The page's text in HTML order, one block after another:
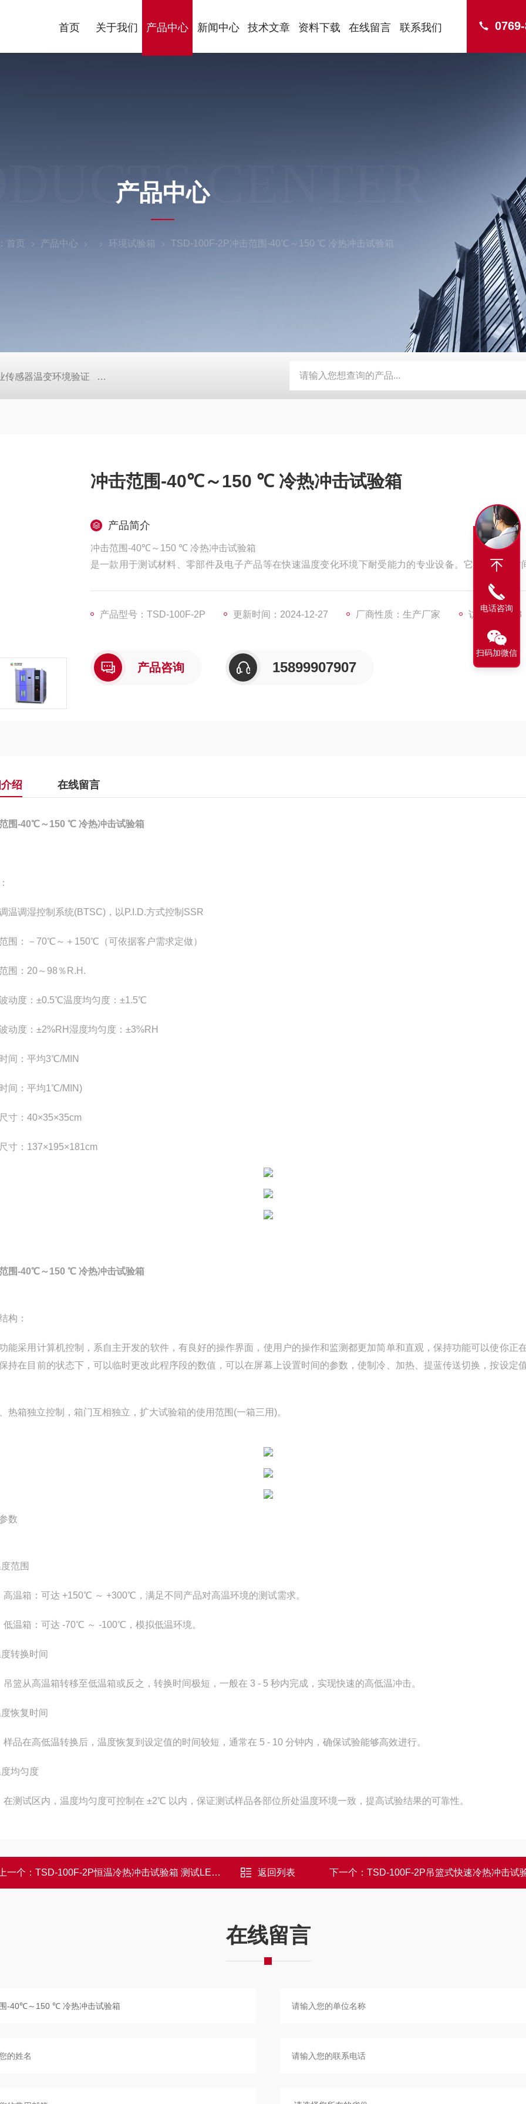
首页 关于我们 产品中心 新闻中心 技术文章 资料下载 在线留言 联系我们
CENTER
产品中心
首页 产品中心 环境试验箱 TSD-100F-2P冲击范围-40℃～150 ℃ 冷热冲击试验箱
传感器温变环境验证 TEB-600PF快温变高低温实验箱、自动补水功能 SMD-210PF-FPC抗寒耐湿 FPC 折弯机
冲击范围-40℃～150 ℃ 冷热冲击试验箱
产品简介
冲击范围-40℃～150 ℃ 冷热冲击试验箱
是一款用于测试材料、零部件及电子产品等在快速温度变化环境下耐受能力的专业设备。它通过在短时
产品型号：TSD-100F-2P
更新时间：2024-12-27 厂商性质：生产厂家 访问量：603
产品咨询 15899907907
绍 在线留言
围-40℃～150 ℃ 冷热冲击试验箱
温调湿控制系统(BTSC)，以P.I.D.方式控制SSR
围：－70℃～＋150℃（可依据客户需求定做）
围：20～98％R.H.
动度：±0.5℃温度均匀度：±1.5℃
动度：±2%RH湿度均匀度：±3%RH
间：平均3℃/MIN
间：平均1℃/MIN)
寸：40×35×35cm
寸：137×195×181cm
围-40℃～150 ℃ 冷热冲击试验箱
构：
能采用计算机控制，系自主开发的软件，有良好的操作界面，使用户的操作和监测都更加简单和直观，保持功能可以使你正
持在目前的状态下，可以临时更改此程序段的数值，可以在屏幕上设置时间的参数，使制冷、加热、提蓝传送切换，按设定
热箱独立控制，箱门互相独立，扩大试验箱的使用范围(一箱三用)。
数
范围
高温箱：可达 +150℃ ～ +300℃，满足不同产品对高温环境的测试需求。
低温箱：可达 -70℃ ～ -100℃，模拟低温环境。
转换时间
吊篮从高温箱转移至低温箱或反之，转换时间极短，一般在 3 - 5 秒内完成，实现快速的高低温冲击。
恢复时间
样品在高低温转换后，温度恢复到设定值的时间较短，通常在 5 - 10 分钟内，确保试验能够高效进行。
均匀度
在测试区内，温度均匀度可控制在 ±2℃ 以内，保证测试样品各部位所处温度环境一致，提高试验结果的可靠性。
一个： TSD-100F-2P恒温冷热冲击试验箱 测试LED灯导线 返回列表 下一个： TSD-100F-2P吊篮式快速冷热冲击试
在线留言
电话咨询
扫码加微信